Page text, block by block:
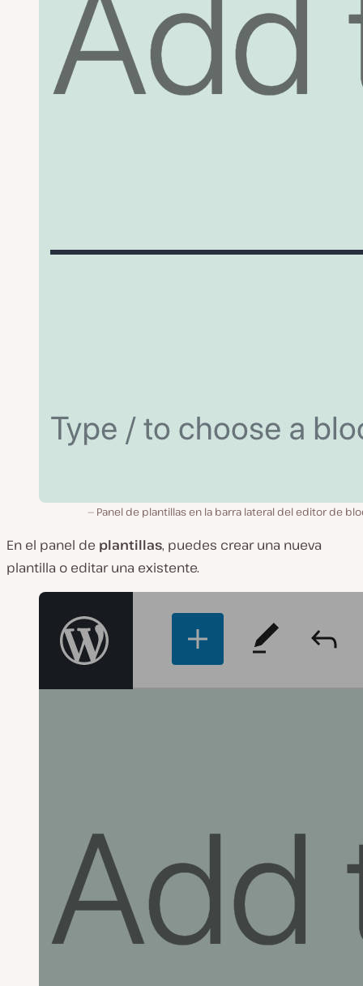
Panel de plantillas en la barra lateral del editor de
En el panel de plantillas, puedes crear una nueva
plantilla o editar una existente.